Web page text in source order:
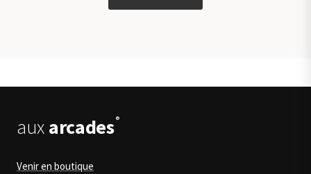
la
auxarcades®
Venir en boutique